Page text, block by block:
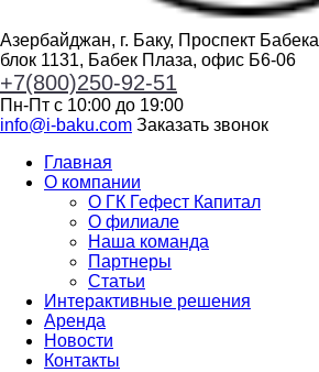
Азербайджан, г. Баку, Проспект Бабека
блок 1131, Бабек Плаза, офис Б6-06
+7(800)250-92-51
Пн-Пт с 10:00 до 19:00
info@i-baku.com Заказать звонок
Главная
О компании
О ГК Гефест Капитал
О филиале
Наша команда
Партнеры
Статьи
Интерактивные решения
Аренда
Новости
Контакты